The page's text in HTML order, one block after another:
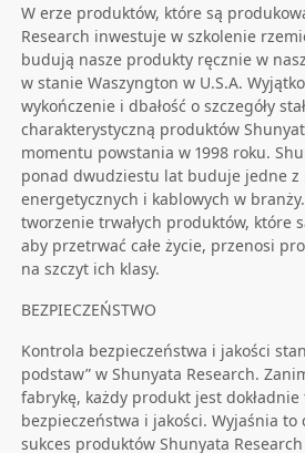
W erze produktów, które są
Research inwestuje w szkolenie
budują nasze produkty ręcznie w
w stanie Waszyngton w U.S.A.
wykończenie i dbałość o szczegóły
charakterystyczną produktów
momentu powstania w 1998 roku.
ponad dwudziestu lat buduje jedne
energetycznych i kablowych w
tworzenie trwałych produktów, które
aby przetrwać całe życie, przenosi
na szczyt ich klasy.
BEZPIECZEŃSTWO
Kontrola bezpieczeństwa i jakości
podstaw” w Shunyata Research.
fabrykę, każdy produkt jest
bezpieczeństwa i jakości. Wyjaśnia to
sukces produktów Shunyata